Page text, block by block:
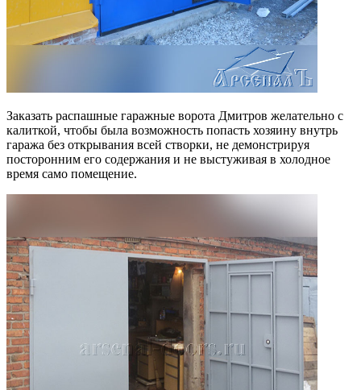
Заказать распашные гаражные ворота Дмитров желательно с
калиткой, чтобы была возможность попасть хозяину внутрь
гаража без открывания всей створки, не демонстрируя
посторонним его содержания и не выстуживая в холодное
время само помещение.